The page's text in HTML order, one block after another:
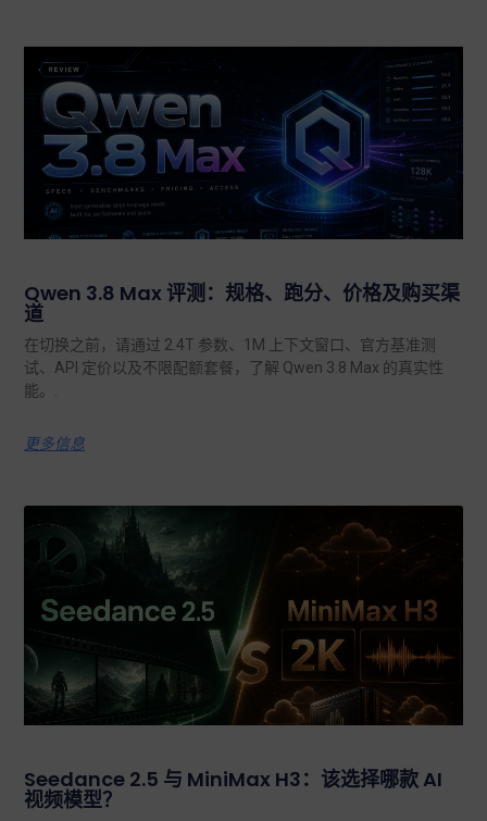
Qwen 3.8 Max 评测：规格、跑分、价格及购买渠
道
在切换之前，请通过 2.4T 参数、1M 上下文窗口、官方基准测
试、API 定价以及不限配额套餐，了解 Qwen 3.8 Max 的真实性
能。.
更多信息
Seedance 2.5 与 MiniMax H3：该选择哪款 AI
视频模型？